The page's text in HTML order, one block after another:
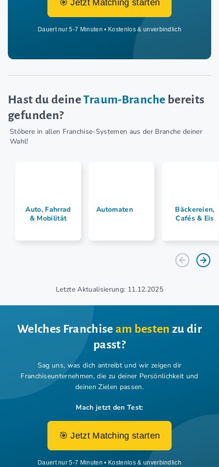
🎯 Jetzt Matching starten
Dauert nur 5-7 Minuten • Kostenlos & unverbindlich
Hast du deineTraum-Branche bereits
gefunden?
Stöbere in allen Franchise-Systemen aus der Branche deiner
Wahl!
Auto, Fahrrad
& Mobilität
Automaten
Bäckereien,
Cafés & Eis
Letzte Aktualisierung: 11.12.2025
Welches Franchiseam besten zu dir
passt?
Sag uns, was dich antreibt und wir zeigen dir
Franchiseunternehmen, die zu deiner Persönlichkeit und
deinen Zielen passen.
Mach jetzt den Test:
🎯 Jetzt Matching starten
Dauert nur 5-7 Minuten • Kostenlos & unverbindlich